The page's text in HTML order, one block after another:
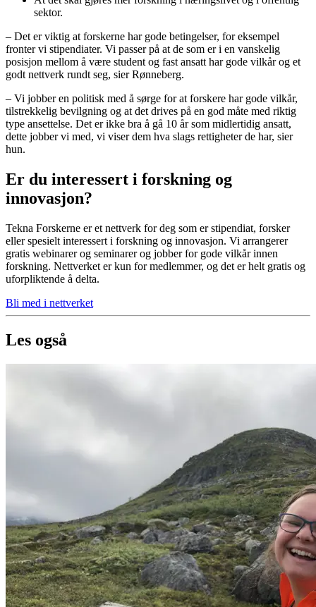
sektor.
– Det er viktig at forskerne har gode betingelser, for eksempel
fronter vi stipendiater. Vi passer på at de som er i en vanskelig
posisjon mellom å være student og fast ansatt har gode vilkår og et
godt nettverk rundt seg, sier Rønneberg.
– Vi jobber en politisk med å sørge for at forskere har gode vilkår,
tilstrekkelig bevilgning og at det drives på en god måte med riktig
type ansettelse. Det er ikke bra å gå 10 år som midlertidig ansatt,
dette jobber vi med, vi viser dem hva slags rettigheter de har, sier
hun.
Er du interessert i forskning og
innovasjon?
Tekna Forskerne er et nettverk for deg som er stipendiat, forsker
eller spesielt interessert i forskning og innovasjon. Vi arrangerer
gratis webinarer og seminarer og jobber for gode vilkår innen
forskning. Nettverket er kun for medlemmer, og det er helt gratis og
uforpliktende å delta.
Bli med i nettverket
Les også